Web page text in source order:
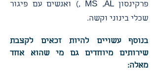
פרקינסון MS ,AL ,) ואנשים עם פיגור
שכלי בינוני וקשה.
בנוסף עשויים להיות זכאים לקצבת
שירותים מיוחדים גם מי שהוא אחד
מאלה: